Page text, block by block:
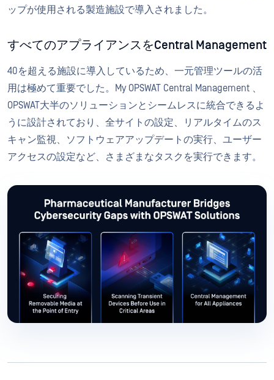
ップが使用される製造施設で導入されました。
すべてのアプライアンスをCentral Management
40を超える施設に導入しているため、一元管理ツールの活
用は極めて重要でした。My OPSWAT Central Management 、
OPSWAT大半のソリューションとシームレスに統合できるよ
うに設計されており、全サイトの設定、リアルタイムのス
キャン監視、ソフトウェアアップデートの実行、ユーザー
アクセスの設定など、さまざまなタスクを実行できます。